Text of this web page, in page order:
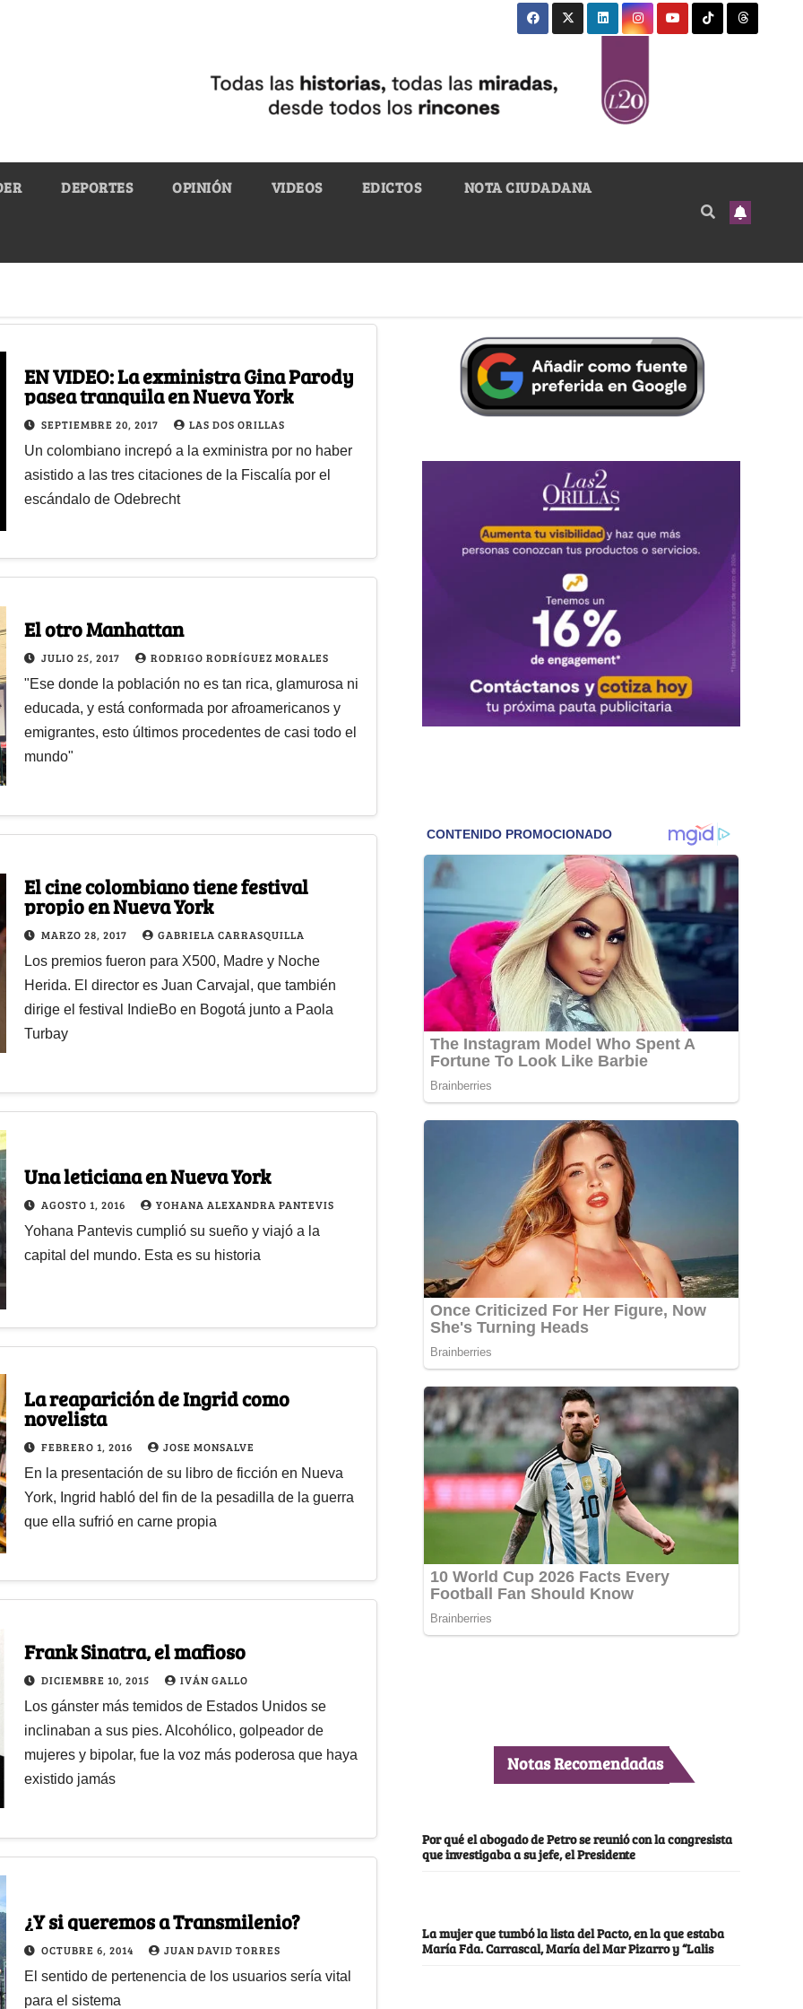
DEPORTES OPINIÓN VIDEOS EDICTOS NOTA CIUDADANA
EN VIDEO: La exministra Gina Parody
pasea tranquila en Nueva York
SEPTIEMBRE 20, 2017 LAS DOS ORILLAS
Un colombiano increpó a la exministra por no haber
asistido a las tres citaciones de la Fiscalía por el
escándalo de Odebrecht
El otro Manhattan
JULIO 25, 2017 RODRIGO RODRÍGUEZ MORALES
"Ese donde la población no es tan rica, glamurosa ni
educada, y está conformada por afroamericanos y
emigrantes, esto últimos procedentes de casi todo el
mundo"
El cine colombiano tiene festival
propio en Nueva York
MARZO 28, 2017 GABRIELA CARRASQUILLA
Los premios fueron para X500, Madre y Noche
Herida. El director es Juan Carvajal, que también
dirige el festival IndieBo en Bogotá junto a Paola
Turbay
Una leticiana en Nueva York
AGOSTO 1, 2016 YOHANA ALEXANDRA PANTEVIS
Yohana Pantevis cumplió su sueño y viajó a la
capital del mundo. Esta es su historia
La reaparición de Ingrid como
novelista
FEBRERO 1, 2016 JOSE MONSALVE
En la presentación de su libro de ficción en Nueva
York, Ingrid habló del fin de la pesadilla de la guerra
que ella sufrió en carne propia
Frank Sinatra, el mafioso
DICIEMBRE 10, 2015 IVÁN GALLO
Los gánster más temidos de Estados Unidos se
inclinaban a sus pies. Alcohólico, golpeador de
mujeres y bipolar, fue la voz más poderosa que haya
existido jamás
¿Y si queremos a Transmilenio?
OCTUBRE 6, 2014 JUAN DAVID TORRES
El sentido de pertenencia de los usuarios sería vital
para el sistema
Notas Recomendadas
Por qué el abogado de Petro se reunió con la congresista
que investigaba a su jefe, el Presidente
La mujer que tumbó la lista del Pacto, en la que estaba
María Fda. Carrascal, María del Mar Pizarro y “Lalis